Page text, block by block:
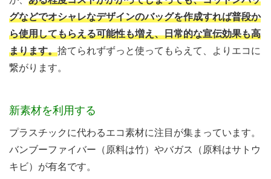
グなどでオシャレなデザインのバッグを作成すれば普段か
ら使用してもらえる可能性も増え、日常的な宣伝効果も高
まります。捨てられずずっと使ってもらえて、よりエコに
繋がります。
新素材を利用する
プラスチックに代わるエコ素材に注目が集まっています。
バンブーファイバー（原料は竹）やバガス（原料はサトウ
キビ）が有名です。